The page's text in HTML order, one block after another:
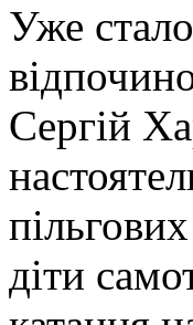
Уже
Сергій
діти